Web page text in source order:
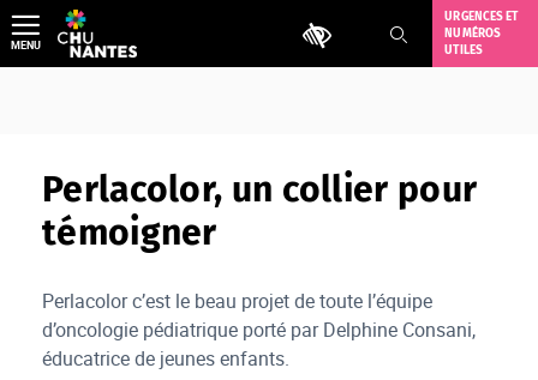
Aller
au
contenu
Outils d'accessibilité
URGENCES ET
NUMÉROS
UTILES
MENU
Perlacolor, un collier pour
témoigner
Perlacolor c’est le beau projet de toute l’équipe
d’oncologie pédiatrique porté par Delphine Consani,
éducatrice de jeunes enfants.